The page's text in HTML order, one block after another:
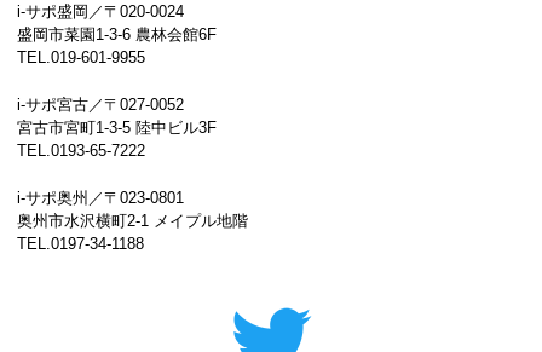
i-サポ盛岡／〒020-0024
盛岡市菜園1-3-6 農林会館6F
TEL.019-601-9955
i-サポ宮古／〒027-0052
宮古市宮町1-3-5 陸中ビル3F
TEL.0193-65-7222
i-サポ奥州／〒023-0801
奥州市水沢横町2-1 メイプル地階
TEL.0197-34-1188